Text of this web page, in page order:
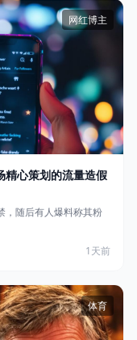
网红博主
精心策划的流量造假
，随后有人爆料称其粉
1天前
体育